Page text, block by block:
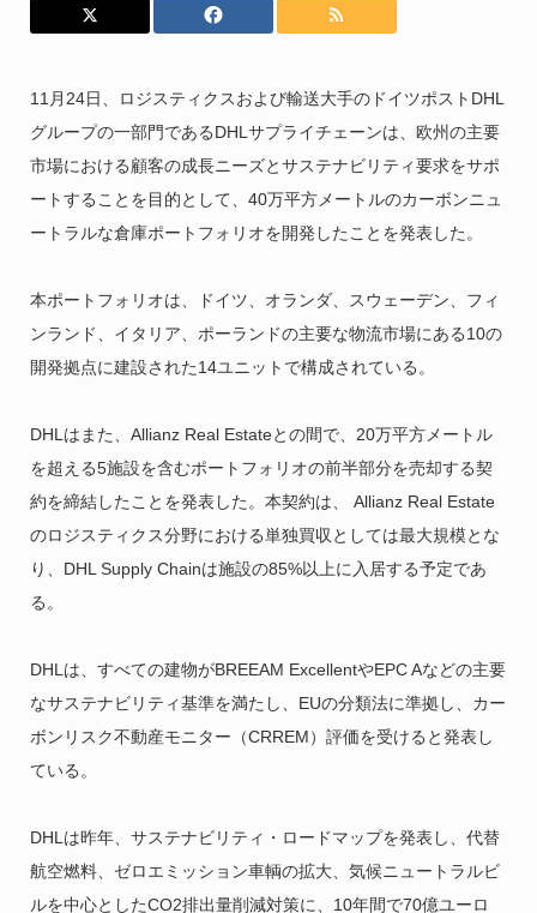
11月24日、ロジスティクスおよび輸送大手のドイツポストDHL
グループの一部門であるDHLサプライチェーンは、欧州の主要
市場における顧客の成長ニーズとサステナビリティ要求をサポ
ートすることを目的として、40万平方メートルのカーボンニュ
ートラルな倉庫ポートフォリオを開発したことを発表した。
本ポートフォリオは、ドイツ、オランダ、スウェーデン、フィ
ンランド、イタリア、ポーランドの主要な物流市場にある10の
開発拠点に建設された14ユニットで構成されている。
DHLはまた、Allianz Real Estateとの間で、20万平方メートル
を超える5施設を含むポートフォリオの前半部分を売却する契
約を締結したことを発表した。本契約は、 Allianz Real Estate
のロジスティクス分野における単独買収としては最大規模とな
り、DHL Supply Chainは施設の85%以上に入居する予定であ
る。
DHLは、すべての建物がBREEAM ExcellentやEPC Aなどの主要
なサステナビリティ基準を満たし、EUの分類法に準拠し、カー
ボンリスク不動産モニター（CRREM）評価を受けると発表し
ている。
DHLは昨年、サステナビリティ・ロードマップを発表し、代替
航空燃料、ゼロエミッション車輌の拡大、気候ニュートラルビ
ルを中心としたCO2排出量削減対策に、10年間で70億ユーロ